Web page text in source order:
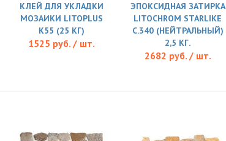
КЛЕЙ ДЛЯ УКЛАДКИ
МОЗАИКИ LITOPLUS
K55 (25 КГ)
1525 руб. / шт.
ЭПОКСИДНАЯ ЗАТИРКА
LITOCHROM STARLIKE
C.340 (НЕЙТРАЛЬНЫЙ)
2,5 КГ.
2682 руб. / шт.